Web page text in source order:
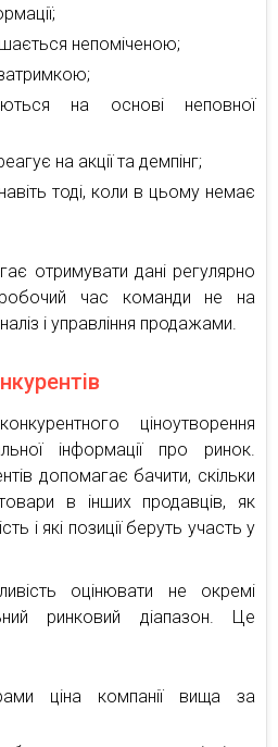
непоміченою;
затримкою;
на основі неповної
на акції та демпінг;
тоді, коли в цьому немає
отримувати дані регулярно
час команди не на
і управління продажами.
ціноутворення
інформації про ринок.
допомагає бачити, скільки
в інших продавців, як
і які позиції беруть участь у
оцінювати не окремі
ринковий діапазон. Це
ціна компанії вища за